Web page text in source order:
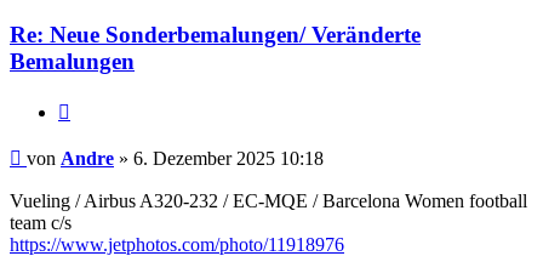
Re: Neue Sonderbemalungen/ Veränderte
Bemalungen
Beitrag
von Andre » 6. Dezember 2025 10:18
Vueling / Airbus A320-232 / EC-MQE / Barcelona Women football
team c/s
https://www.jetphotos.com/photo/11918976